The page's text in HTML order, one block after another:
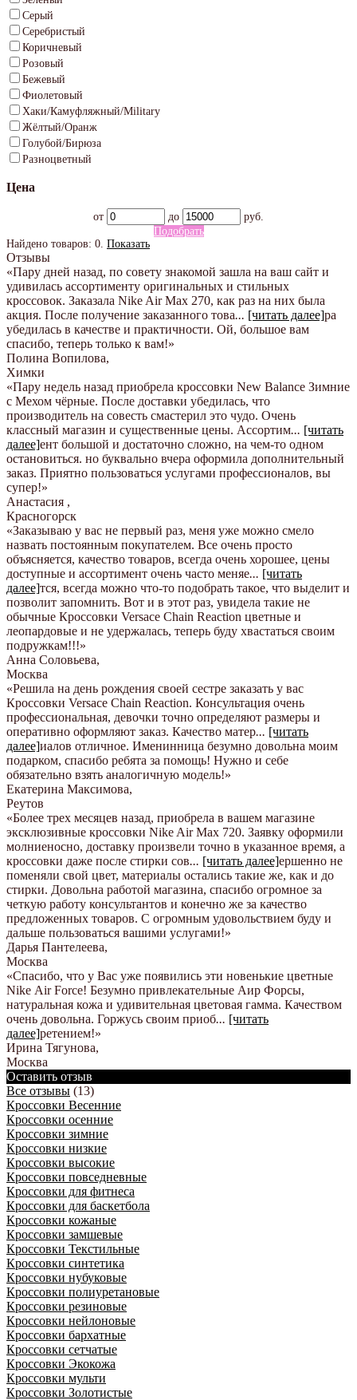
Серый
Серебристый
Коричневый
Розовый
Бежевый
Фиолетовый
Хаки/Камуфляжный/Military
Жёлтый/Оранж
Голубой/Бирюза
Разноцветный
Цена
от до
руб.
Подобрать
Найдено товаров: 0. Показать
Отзывы
«Пару дней назад, по совету знакомой зашла на ваш сайт и
удивилась ассортименту оригинальных и стильных
кроссовок. Заказала Nike Air Max 270, как раз на них была
акция. После получение заказанного това... [читать далее]ра
убедилась в качестве и практичности. Ой, большое вам
спасибо, теперь только к вам!»
Полина Вопилова,
Химки
«Пару недель назад приобрела кроссовки New Balance Зимние
с Мехом чёрные. После доставки убедилась, что
производитель на совесть смастерил это чудо. Очень
классный магазин и существенные цены. Ассортим... [читать
далее]ент большой и достаточно сложно, на чем-то одном
остановиться. но буквально вчера оформила дополнительный
заказ. Приятно пользоваться услугами профессионалов, вы
супер!»
Анастасия ,
Красногорск
«Заказываю у вас не первый раз, меня уже можно смело
назвать постоянным покупателем. Все очень просто
объясняется, качество товаров, всегда очень хорошее, цены
доступные и ассортимент очень часто меняе... [читать
далее]тся, всегда можно что-то подобрать такое, что выделит и
позволит запомнить. Вот и в этот раз, увидела такие не
обычные Кроссовки Versace Chain Reaction цветные и
леопардовые и не удержалась, теперь буду хвастаться своим
подружкам!!!»
Анна Соловьева,
Москва
«Решила на день рождения своей сестре заказать у вас
Кроссовки Versace Chain Reaction. Консультация очень
профессиональная, девочки точно определяют размеры и
оперативно оформляют заказ. Качество матер... [читать
далее]иалов отличное. Именинница безумно довольна моим
подарком, спасибо ребята за помощь! Нужно и себе
обязательно взять аналогичную модель!»
Екатерина Максимова,
Реутов
«Более трех месяцев назад, приобрела в вашем магазине
эксклюзивные кроссовки Nike Air Max 720. Заявку оформили
молниеносно, доставку произвели точно в указанное время, а
кроссовки даже после стирки сов... [читать далее]ершенно не
поменяли свой цвет, материалы остались такие же, как и до
стирки. Довольна работой магазина, спасибо огромное за
четкую работу консультантов и конечно же за качество
предложенных товаров. С огромным удовольствием буду и
дальше пользоваться вашими услугами!»
Дарья Пантелеева,
Москва
«Спасибо, что у Вас уже появились эти новенькие цветные
Nike Аir Force! Безумно привлекательные Аир Форсы,
натуральная кожа и удивительная цветовая гамма. Качеством
очень довольна. Горжусь своим приоб... [читать
далее]ретением!»
Ирина Тягунова,
Москва
Оставить отзыв
Все отзывы (13)
Кроссовки Весенние
Кроссовки осенние
Кроссовки зимние
Кроссовки низкие
Кроссовки высокие
Кроссовки повседневные
Кроссовки для фитнеса
Кроссовки для баскетбола
Кроссовки кожаные
Кроссовки замшевые
Кроссовки Текстильные
Кроссовки синтетика
Кроссовки нубуковые
Кроссовки полиуретановые
Кроссовки резиновые
Кроссовки нейлоновые
Кроссовки бархатные
Кроссовки сетчатые
Кроссовки Экокожа
Кроссовки мульти
Кроссовки Золотистые